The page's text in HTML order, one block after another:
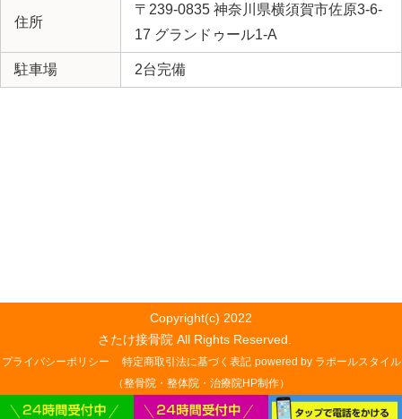
住所
〒239-0835 神奈川県横須賀市佐原3-6-
17 グランドゥール1-A
駐車場 2台完備
Copyright(c) 2022
さたけ接骨院 All Rights Reserved.
プライバシーポリシー 特定商取引法に基づく表記 powered by ラポールスタイル
（整骨院・整体院・治療院HP制作）